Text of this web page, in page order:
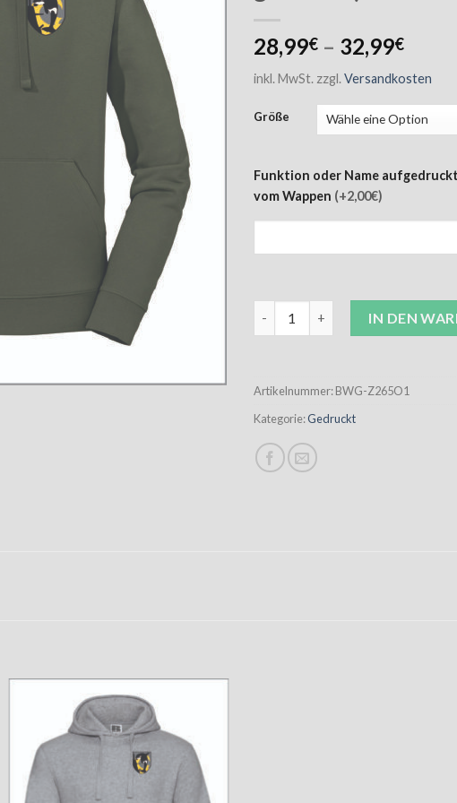
28,99€ – 32,99€
inkl. MwSt. zzgl. Versandkosten
Größe
Funktion oder Name
vom Wappen (+2,00€)
IN DEN
Artikelnummer:BWG-Z265O1
Kategorie:Gedruckt